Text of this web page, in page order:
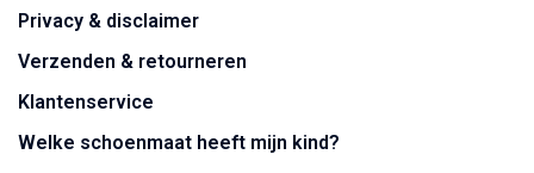
Privacy & disclaimer
Verzenden & retourneren
Klantenservice
Welke schoenmaat heeft mijn kind?